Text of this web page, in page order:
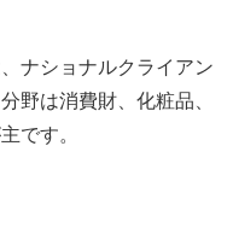
ナショナルクライアン
野は消費財、化粧品、
です。